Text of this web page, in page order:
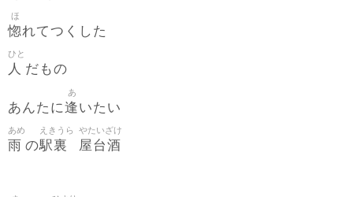
惚
ほ
れてつくした
人
ひと
だもの
あんたに逢
あ
いたい
雨
あめ
の駅裏
えきうら
屋台酒
やたいざけ